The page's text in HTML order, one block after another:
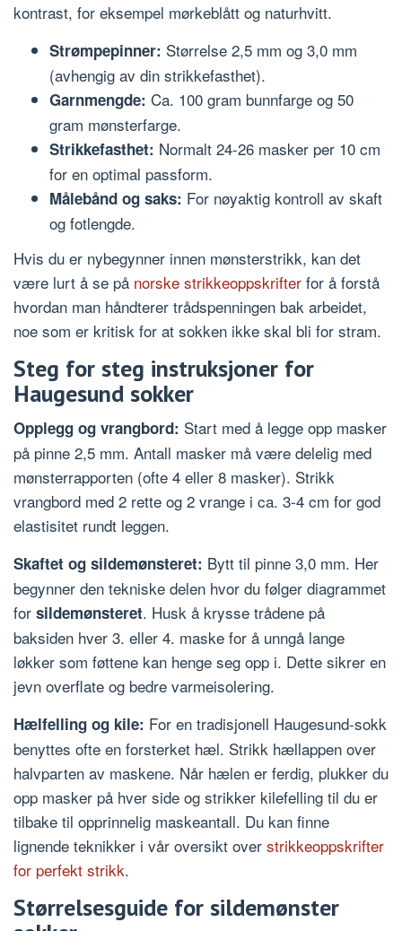
kontrast, for eksempel mørkeblått og naturhvitt.
Strømpepinner: Størrelse 2,5 mm og 3,0 mm
(avhengig av din strikkefasthet).
Garnmengde: Ca. 100 gram bunnfarge og 50
gram mønsterfarge.
Strikkefasthet: Normalt 24-26 masker per 10 cm
for en optimal passform.
Målebånd og saks: For nøyaktig kontroll av skaft
og fotlengde.
Hvis du er nybegynner innen mønsterstrikk, kan det
være lurt å se på norske strikkeoppskrifter for å forstå
hvordan man håndterer trådspenningen bak arbeidet,
noe som er kritisk for at sokken ikke skal bli for stram.
Steg for steg instruksjoner for
Haugesund sokker
Opplegg og vrangbord: Start med å legge opp masker
på pinne 2,5 mm. Antall masker må være delelig med
mønsterrapporten (ofte 4 eller 8 masker). Strikk
vrangbord med 2 rette og 2 vrange i ca. 3-4 cm for god
elastisitet rundt leggen.
Skaftet og sildemønsteret: Bytt til pinne 3,0 mm. Her
begynner den tekniske delen hvor du følger diagrammet
for sildemønsteret. Husk å krysse trådene på
baksiden hver 3. eller 4. maske for å unngå lange
løkker som føttene kan henge seg opp i. Dette sikrer en
jevn overflate og bedre varmeisolering.
Hælfelling og kile: For en tradisjonell Haugesund-sokk
benyttes ofte en forsterket hæl. Strikk hællappen over
halvparten av maskene. Når hælen er ferdig, plukker du
opp masker på hver side og strikker kilefelling til du er
tilbake til opprinnelig maskeantall. Du kan finne
lignende teknikker i vår oversikt over strikkeoppskrifter
for perfekt strikk.
Størrelsesguide for sildemønster